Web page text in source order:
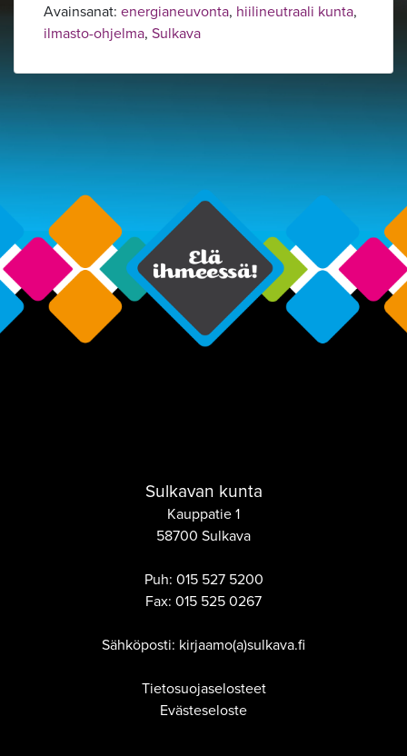
Avainsanat: energianeuvonta, hiilineutraali kunta,
ilmasto-ohjelma, Sulkava
Sulkavan kunta
Kauppatie 1
58700 Sulkava
Puh: 015 527 5200
Fax: 015 525 0267
Sähköposti: kirjaamo(a)sulkava.fi
Tietosuojaselosteet
Evästeseloste